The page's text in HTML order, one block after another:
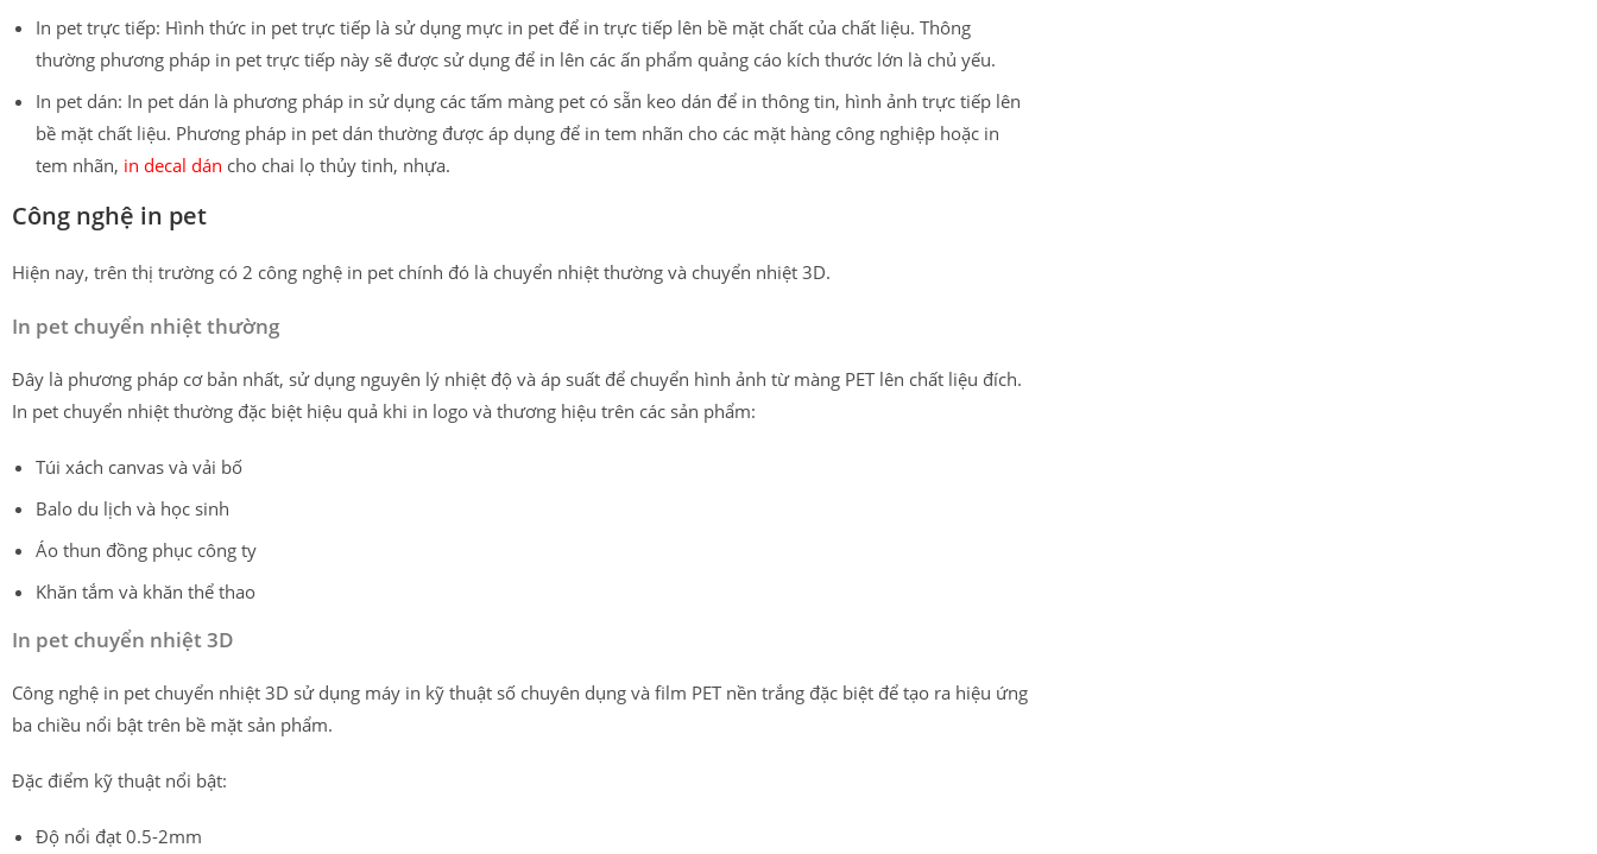
In pet trực tiếp: Hình thức in pet trực tiếp là sử dụng mực in pet để in trực tiếp lên bề mặt chất của chất liệu. Thông
thường phương pháp in pet trực tiếp này sẽ được sử dụng để in lên các ấn phẩm quảng cáo kích thước lớn là chủ yếu.
In pet dán: In pet dán là phương pháp in sử dụng các tấm màng pet có sẵn keo dán để in thông tin, hình ảnh trực tiếp lên
bề mặt chất liệu. Phương pháp in pet dán thường được áp dụng để in tem nhãn cho các mặt hàng công nghiệp hoặc in
tem nhãn, in decal dán cho chai lọ thủy tinh, nhựa.
Công nghệ in pet
Hiện nay, trên thị trường có 2 công nghệ in pet chính đó là chuyển nhiệt thường và chuyển nhiệt 3D.
In pet chuyển nhiệt thường
Đây là phương pháp cơ bản nhất, sử dụng nguyên lý nhiệt độ và áp suất để chuyển hình ảnh từ màng PET lên chất liệu đích.
In pet chuyển nhiệt thường đặc biệt hiệu quả khi in logo và thương hiệu trên các sản phẩm:
Túi xách canvas và vải bố
Balo du lịch và học sinh
Áo thun đồng phục công ty
Khăn tắm và khăn thể thao
In pet chuyển nhiệt 3D
Công nghệ in pet chuyển nhiệt 3D sử dụng máy in kỹ thuật số chuyên dụng và film PET nền trắng đặc biệt để tạo ra hiệu ứng
ba chiều nổi bật trên bề mặt sản phẩm.
Đặc điểm kỹ thuật nổi bật:
Độ nổi đạt 0.5-2mm